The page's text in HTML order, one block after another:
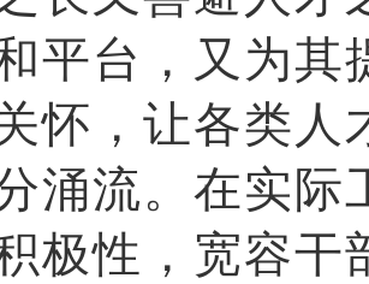
平台，又为其
怀，让各类人
涌流。在实际
极性，宽容干